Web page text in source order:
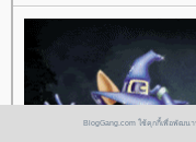
BlogGang.com ใช้คุกกี้เพื่อพัฒน